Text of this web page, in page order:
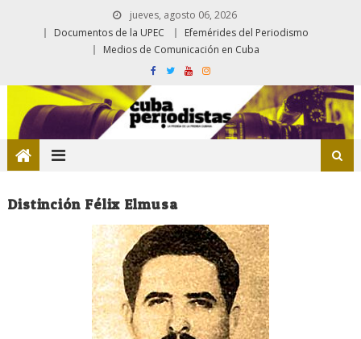
jueves, agosto 06, 2026
Documentos de la UPEC
Efemérides del Periodismo
Medios de Comunicación en Cuba
Distinción Félix Elmusa